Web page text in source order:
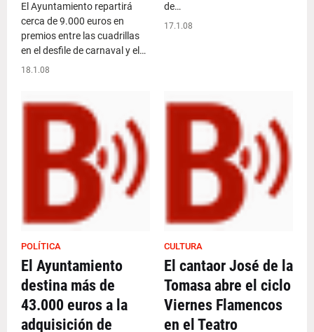
El Ayuntamiento repartirá
cerca de 9.000 euros en
premios entre las cuadrillas
en el desfile de carnaval y el…
18.1.08
de…
17.1.08
POLÍTICA
El Ayuntamiento
destina más de
43.000 euros a la
adquisición de
CULTURA
El cantaor José de la
Tomasa abre el ciclo
Viernes Flamencos
en el Teatro